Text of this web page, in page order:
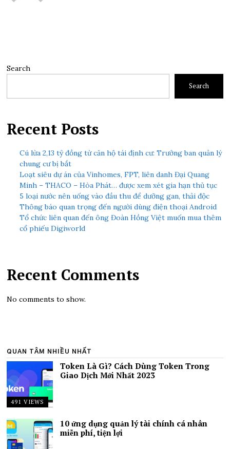
Search
Search
Recent Posts
Cú lừa 2,13 tỷ đồng từ căn hộ tái định cư: Trưởng ban quản lý
chung cư bị bắt
Loạt siêu dự án của Vinhomes, FPT, liên danh Đại Quang
Minh – THACO – Hòa Phát… được xem xét gia hạn thủ tục
5 loại nước nên uống vào đầu thu để dưỡng gan, thải độc
Thông báo quan trọng đến người dùng điện thoại Android
Tổ chức liên quan đến ông Đoàn Hồng Việt muốn mua thêm
cổ phiếu Digiworld
Recent Comments
No comments to show.
QUAN TÂM NHIỀU NHẤT
491 VIEWS
Token Là Gì? Cách Dùng Token Trong
Giao Dịch Mới Nhất 2023
10 ứng dụng quản lý tài chính cá nhân
miễn phí, tiện lợi